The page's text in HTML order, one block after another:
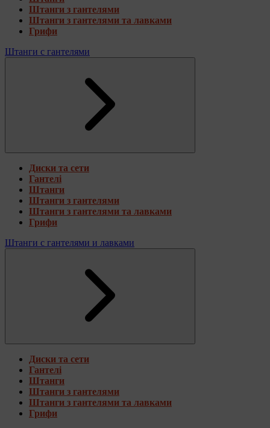
Штанги з гантелями
Штанги з гантелями та лавками
Грифи
Штанги с гантелями
Диски та сети
Гантелі
Штанги
Штанги з гантелями
Штанги з гантелями та лавками
Грифи
Штанги с гантелями и лавками
Диски та сети
Гантелі
Штанги
Штанги з гантелями
Штанги з гантелями та лавками
Грифи